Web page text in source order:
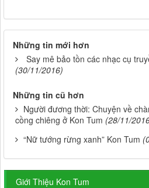
Những tin mới hơn
Say mê bảo tồn các nhạc cụ
(30/11/2016)
Những tin cũ hơn
Người đương thời: Chuyện về
cồng chiêng ở Kon Tum (28/11/
“Nữ tướng rừng xanh” Kon Tum
Giới Thiệu Kon Tum